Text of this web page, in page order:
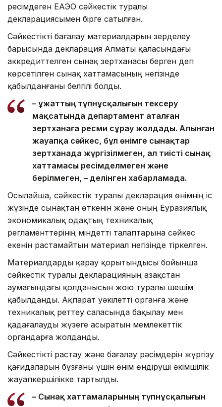
ресімдеген ЕАЭО сәйкестік туралы
декларациясымен бірге сатылған.
Сәйкестікті бағалау материалдарын зерделеу
барысында декларация Алматы қаласындағы
аккредиттелген сынақ зертханасы берген деп
көрсетілген сынақ хаттамасының негізінде
қабылданғаны белгілі болды.
– Құжаттың түпнұсқалығын тексеру
мақсатында департамент аталған
зертханаға ресми сұрау жолдады. Алынған
жауапқа сәйкес, бұл өнімге сынақтар
зертханада жүргізілмеген, ал тиісті сынақ
хаттамасы ресімделмеген және
берілмеген, – делінген хабарламада.
Осылайша, сәйкестік туралы декларация өнімнің іс
жүзінде сынақтан өткенін және оның Еуразиялық
экономикалық одақтың техникалық
регламенттерінің міндетті талаптарына сәйкес
екенін растамайтын материал негізінде тіркелген.
Материалдарды қарау қорытындысы бойынша
сәйкестік туралы декларацияның Қазақстан
аумағындағы қолданысын жою туралы шешім
қабылданды. Ақпарат уәкілетті органға және
техникалық реттеу саласында бақылау мен
қадағалауды жүзеге асыратын мемлекеттік
органдарға жолданды.
Сәйкестікті растау және бағалау рәсімдерін жүргізу
қағидаларын бұзғаны үшін өнім өндіруші әкімшілік
жауапкершілікке тартылды.
– Сынақ хаттамаларының түпнұсқалығын